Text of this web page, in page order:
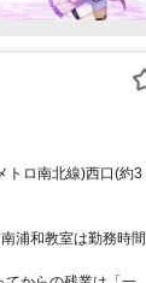
トロ南北線)西口(約3
浦和教室は勤務時間